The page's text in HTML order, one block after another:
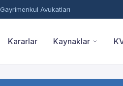
Gayrimenkul Avukatları
Kararlar Kaynaklar